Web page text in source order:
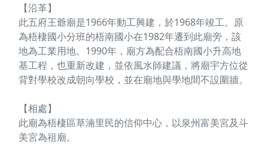
【沿革】
此五府王爺廟是1966年動工興建，於1968年竣工。原
為梧棲國小分班的梧南國小在1982年遷到此廟旁，該
地為工業用地。1990年，廟方為配合梧南國小升高地
基工程，也重新改建，並依風水師建議，將廟宇方位從
背對學校改成朝向學校，並在廟地與學地間不設圍牆。
【相處】
此廟為梧棲區草湳里民的信仰中心，以泉州富美宮及斗
美宮為祖廟。